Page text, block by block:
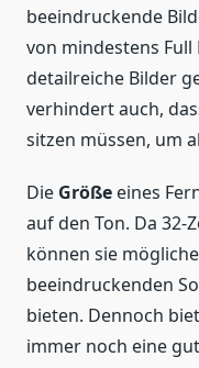
beeindruckende
von mindestens
detailreiche Bilder
verhindert auch,
sitzen müssen, um
Die Größe eines
auf den Ton. Da 32-
können sie
beeindruckenden
bieten. Dennoch
immer noch eine